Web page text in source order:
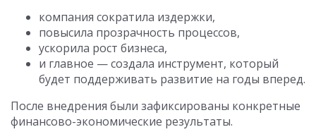
компания сократила издержки,
повысила прозрачность процессов,
ускорила рост бизнеса,
и главное — создала инструмент, который
будет поддерживать развитие на годы вперед.
После внедрения были зафиксированы конкретные
финансово-экономические результаты.